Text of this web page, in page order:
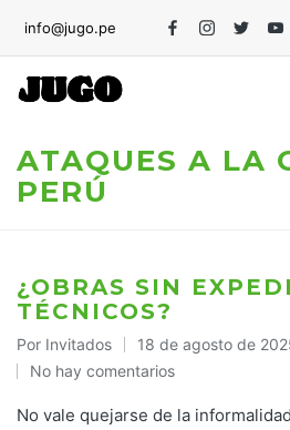
info@jugo.pe
FacebookInstagram
Twitter
ATAQUES A LA
PERÚ
¿OBRAS SIN
TÉCNICOS?
Publicado
por
Por Invitados 18 de agosto de
No hay comentarios
No vale quejarse de la